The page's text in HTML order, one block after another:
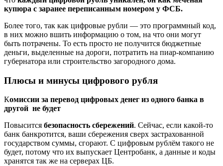
купюра с заранее переписанным номером у ФСБ.
Более того, так как цифровые рубли — это программный код,
в них можно вшить информацию о том, на что они могут
быть потрачены. То есть просто не получится бюджетные
деньги, выделенные на дороги, потратить на пиар-компанию
губернатора или строительство загородного дома.
Плюсы и минусы цифрового рубля
Комиссии за перевод цифровых денег из одного банка в
другой не будет
Повысится безопасность сбережений. Сейчас, если какой-то
банк банкротится, ваши сбережения сверх застрахованной
государством суммы, сгорают. С цифровым рублём такого не
будет, потому что их выпускает Центробанк, а данные и коды
хранятся так же на серверах ЦБ.